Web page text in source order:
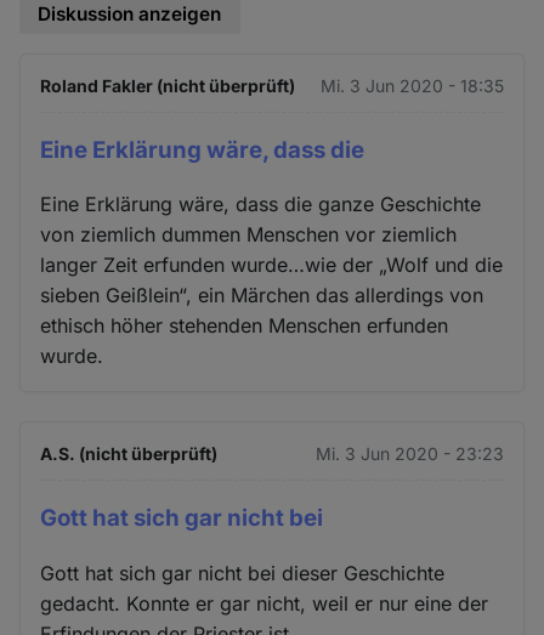
Diskussion anzeigen
Roland Fakler (nicht überprüft) Mi. 3 Jun 2020 - 18:35
Eine Erklärung wäre, dass die
Eine Erklärung wäre, dass die ganze Geschichte
von ziemlich dummen Menschen vor ziemlich
langer Zeit erfunden wurde…wie der „Wolf und die
sieben Geißlein“, ein Märchen das allerdings von
ethisch höher stehenden Menschen erfunden
wurde.
A.S. (nicht überprüft) Mi. 3 Jun 2020 - 23:23
Gott hat sich gar nicht bei
Gott hat sich gar nicht bei dieser Geschichte
gedacht. Konnte er gar nicht, weil er nur eine der